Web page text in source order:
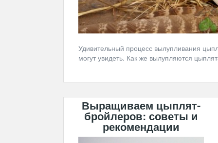
Удивительный процесс вылупливания
могут увидеть. Как же вылупляются
Выращиваем цыплят-
бройлеров: советы и
рекомендации